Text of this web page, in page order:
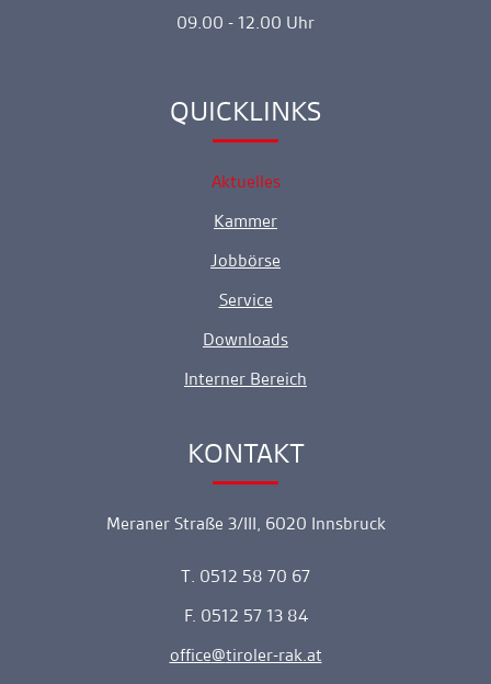
09.00 - 12.00 Uhr
Ankerlink
QUICKLINKS
Aktuelles
Kammer
Jobbörse
Service
Downloads
Interner Bereich
Ankerlink
KONTAKT
Meraner Straße 3/III, 6020 Innsbruck
T. 0512 58 70 67
F. 0512 57 13 84
office
tiroler-rak.at